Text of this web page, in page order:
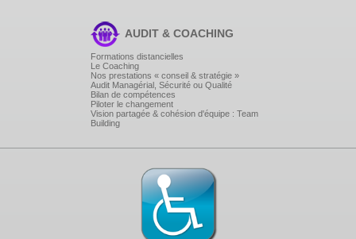
- Faire face à l'imprévu
- Respirer...
GÉRER LES SITUATIONS DIFFICILES
Comment faire avec un bavard, un contradicteur, un
opposant?
S'ouvrir aux objections et argumenter.
Savoir réagir et improviser.
S'entraîner à l'expression orale
Simulation de jury de concours avec définition d'une grille de
critères d'évaluation réalisée avec les participants afin
d'expérimenter « l'autre côté de la barrière ».
AUDIT & COACHING
Formations distancielles
Le Coaching
Nos prestations « conseil & stratégie »
Audit Managérial, Sécurité ou Qualité
Bilan de compétences
Piloter le changement
Vision partagée & cohésion d'équipe : Team
Building